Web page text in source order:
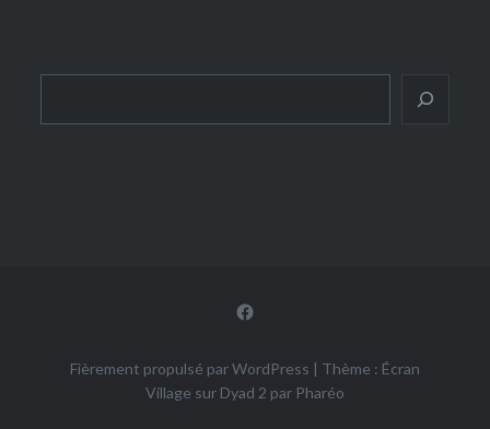
Facebook
Fièrement propulsé par WordPress | Thème : Écran
Village sur Dyad 2 par Pharéo